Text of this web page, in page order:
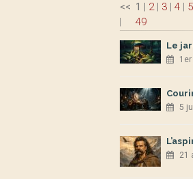
<<
|
1 | 2| 3| 4| 5
49
Le
5
21